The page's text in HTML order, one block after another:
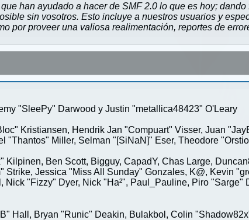
han ayudado a hacer de SMF 2.0 lo que es hoy;
sin vosotros. Esto incluye a nuestros usuarios y
por proveer una valiosa realimentación, reportes de
"SleePy" Darwood y Justin "metallica48423" O'Leary
Kristiansen, Hendrik Jan "Compuart" Visser, Juan
"Thantos" Miller, Selman "[SiNaN]" Eser, Theodore
Kilpinen, Ben Scott, Bigguy, CapadY, Chas Large,
Strike, Jessica "Miss All Sunday" Gonzales, K@, Kevin
Nick "Fizzy" Dyer, Nick "Ha²", Paul_Pauline, Piro "Sarge"
Hall, Bryan "Runic" Deakin, Bulakbol, Colin